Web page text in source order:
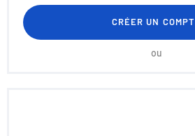
CRÉER UN
ou